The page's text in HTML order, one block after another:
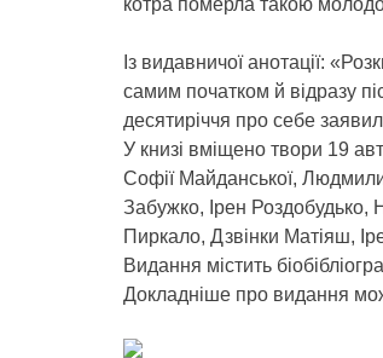
котра померла такою
Із видавничої анотації:
самим початком й відразу
десятиріччя про себе
У книзі вміщено твори 19
Софії Майданської,
Забужко, Ірен
Пиркало, Дзвінки Матіяш,
Видання містить
Докладніше про видання